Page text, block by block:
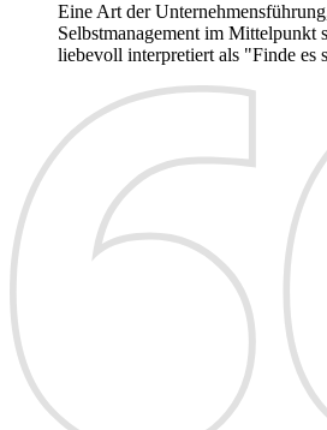
Eine Art der
Selbstmanagement im Mittelpunkt
liebevoll interpretiert als "Finde es